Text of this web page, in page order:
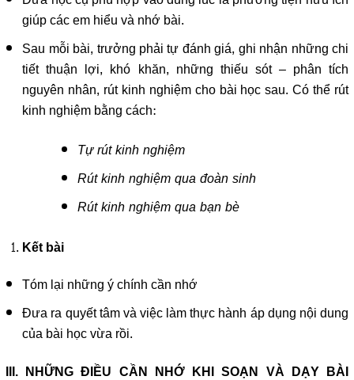
giúp các em hiểu và nhớ bài.
Sau mỗi bài, trưởng phải tự đánh giá, ghi nhận những chi
tiết thuận lợi, khó khăn, những thiếu sót – phân tích
nguyên nhân, rút kinh nghiệm cho bài học sau. Có thể rút
kinh nghiệm bằng cách:
Tự rút kinh nghiệm
Rút kinh nghiệm qua đoàn sinh
Rút kinh nghiệm qua bạn bè
Kết bài
Tóm lại những ý chính cần nhớ
Đưa ra quyết tâm và việc làm thực hành áp dụng nội dung
của bài học vừa rồi.
III. NHỮNG ĐIỀU CẦN NHỚ KHI SOẠN VÀ DẠY BÀI